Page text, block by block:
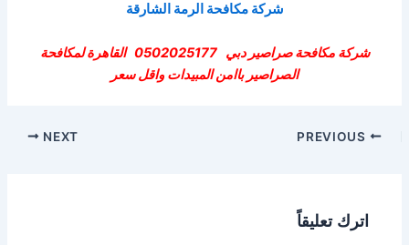
شركة مكافحة الرمة الشارقة
شركة مكافحة صراصير دبي 0502025177 القاهرة لمكافحة
الصراصير باامن المبيدات واقل سعر
Post
NEXT
اترك تعليقاً